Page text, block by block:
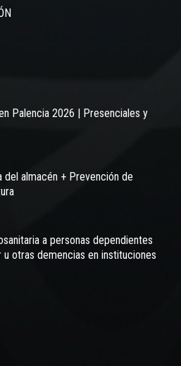
Palencia 2026 | Presenciales y
del almacén + Prevención de
a personas dependientes
otras demencias en instituciones